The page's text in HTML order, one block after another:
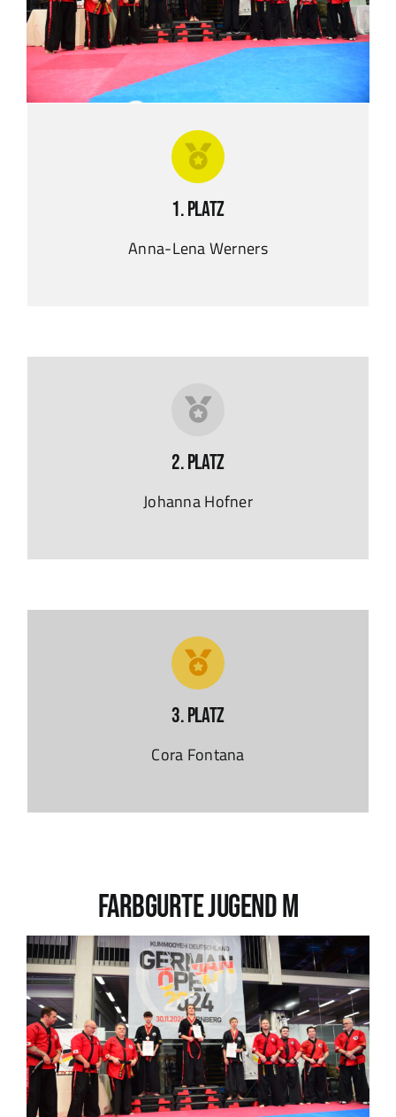
1. Platz
Anna-Lena Werners
2. Platz
Johanna Hofner
3. Platz
Cora Fontana
Farbgurte Jugend M